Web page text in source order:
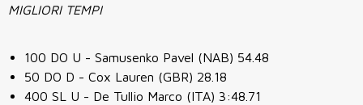
MIGLIORI TEMPI
100 DO U - Samusenko Pavel (NAB) 54.48
50 DO D - Cox Lauren (GBR) 28.18
400 SL U - De Tullio Marco (ITA) 3:48.71